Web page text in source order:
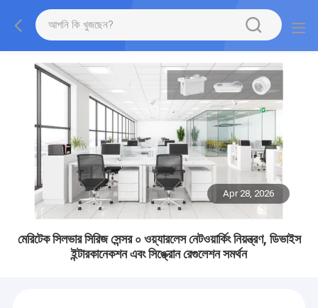
Apr 28, 2026
মেরিটেক সিলভার সিরিজ সেন্সর ০ ওয়্যারলেস নেটওয়ার্কিং নিয়ন্ত্রণ, ডিভাইস
ইন্টারকানেকশন এবং সিঙ্ক্রোন রেগুলেশন সমর্থন